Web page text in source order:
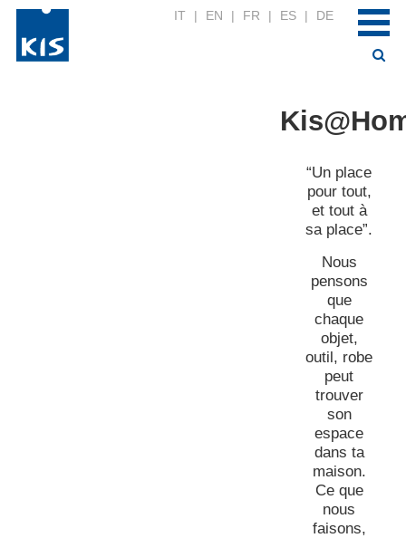
IT | EN | FR | ES | DE
“Un place
pour tout,
et tout à
sa place”.
Nous
pensons
que
chaque
objet,
outil, robe
peut
trouver
son
espace
dans ta
maison.
Ce que
nous
faisons,